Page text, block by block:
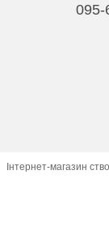
095-
Інтернет-магазин